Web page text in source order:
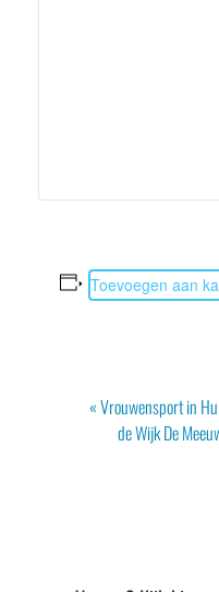
Toevoegen aan
Evenement
Navigatie
«Vrouwensport in
de Wijk De